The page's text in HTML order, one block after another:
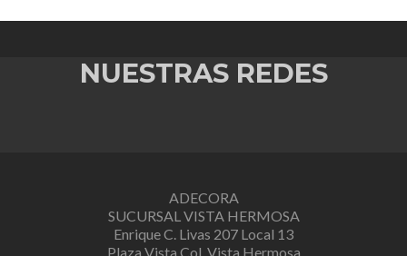
NUESTRAS REDES
ADECORA
SUCURSAL VISTA HERMOSA
Enrique C. Livas 207 Local 13
Plaza Vista Col. Vista Hermosa